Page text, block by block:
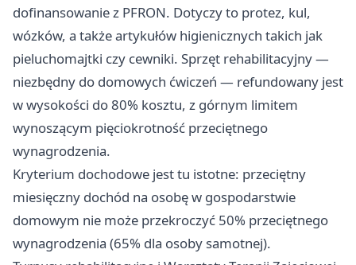
dofinansowanie z PFRON. Dotyczy to protez, kul,
wózków, a także artykułów higienicznych takich jak
pieluchomajtki czy cewniki. Sprzęt rehabilitacyjny —
niezbędny do domowych ćwiczeń — refundowany jest
w wysokości do 80% kosztu, z górnym limitem
wynoszącym pięciokrotność przeciętnego
wynagrodzenia.
Kryterium dochodowe jest tu istotne: przeciętny
miesięczny dochód na osobę w gospodarstwie
domowym nie może przekroczyć 50% przeciętnego
wynagrodzenia (65% dla osoby samotnej).